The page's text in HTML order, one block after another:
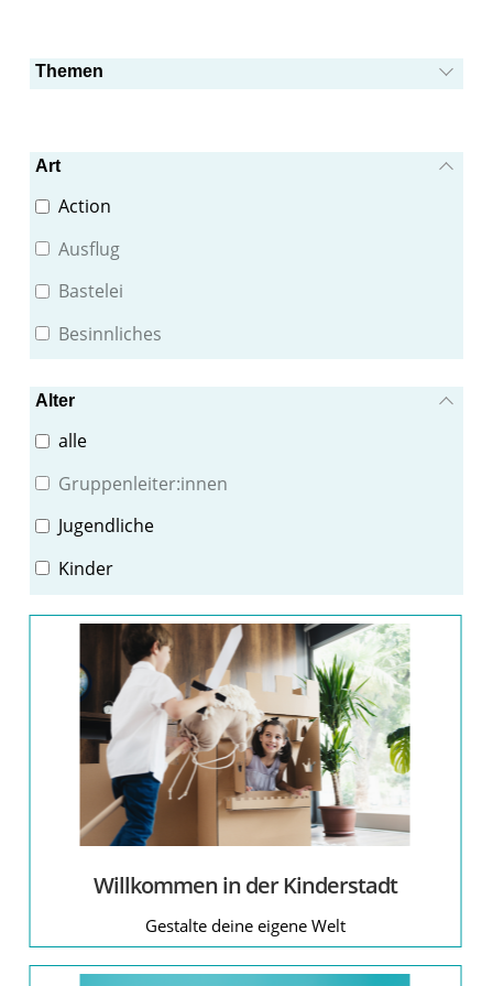
Themen
Art
Action
Ausflug
Bastelei
Besinnliches
Alter
alle
Gruppenleiter:innen
Jugendliche
Kinder
Willkommen in der Kinderstadt
Gestalte deine eigene Welt